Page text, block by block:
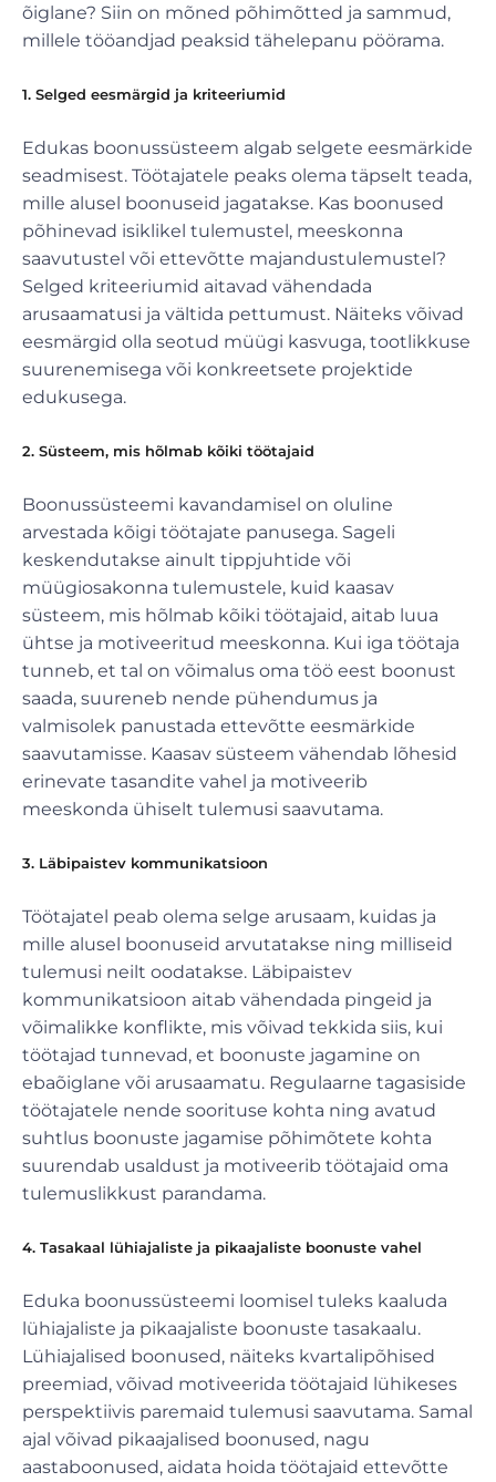
õiglane? Siin on mõned põhimõtted ja sammud,
millele tööandjad peaksid tähelepanu pöörama.
1. Selged eesmärgid ja kriteeriumid
Edukas boonussüsteem algab selgete eesmärkide
seadmisest. Töötajatele peaks olema täpselt teada,
mille alusel boonuseid jagatakse. Kas boonused
põhinevad isiklikel tulemustel, meeskonna
saavutustel või ettevõtte majandustulemustel?
Selged kriteeriumid aitavad vähendada
arusaamatusi ja vältida pettumust. Näiteks võivad
eesmärgid olla seotud müügi kasvuga, tootlikkuse
suurenemisega või konkreetsete projektide
edukusega.
2. Süsteem, mis hõlmab kõiki töötajaid
Boonussüsteemi kavandamisel on oluline
arvestada kõigi töötajate panusega. Sageli
keskendutakse ainult tippjuhtide või
müügiosakonna tulemustele, kuid kaasav
süsteem, mis hõlmab kõiki töötajaid, aitab luua
ühtse ja motiveeritud meeskonna. Kui iga töötaja
tunneb, et tal on võimalus oma töö eest boonust
saada, suureneb nende pühendumus ja
valmisolek panustada ettevõtte eesmärkide
saavutamisse. Kaasav süsteem vähendab lõhesid
erinevate tasandite vahel ja motiveerib
meeskonda ühiselt tulemusi saavutama.
3. Läbipaistev kommunikatsioon
Töötajatel peab olema selge arusaam, kuidas ja
mille alusel boonuseid arvutatakse ning milliseid
tulemusi neilt oodatakse. Läbipaistev
kommunikatsioon aitab vähendada pingeid ja
võimalikke konflikte, mis võivad tekkida siis, kui
töötajad tunnevad, et boonuste jagamine on
ebaõiglane või arusaamatu. Regulaarne tagasiside
töötajatele nende soorituse kohta ning avatud
suhtlus boonuste jagamise põhimõtete kohta
suurendab usaldust ja motiveerib töötajaid oma
tulemuslikkust parandama.
4. Tasakaal lühiajaliste ja pikaajaliste boonuste vahel
Eduka boonussüsteemi loomisel tuleks kaaluda
lühiajaliste ja pikaajaliste boonuste tasakaalu.
Lühiajalised boonused, näiteks kvartalipõhised
preemiad, võivad motiveerida töötajaid lühikeses
perspektiivis paremaid tulemusi saavutama. Samal
ajal võivad pikaajalised boonused, nagu
aastaboonused, aidata hoida töötajaid ettevõtte